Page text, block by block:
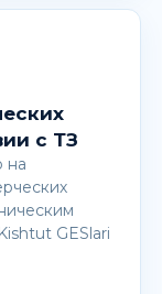
с ТЗ
на
GESlari